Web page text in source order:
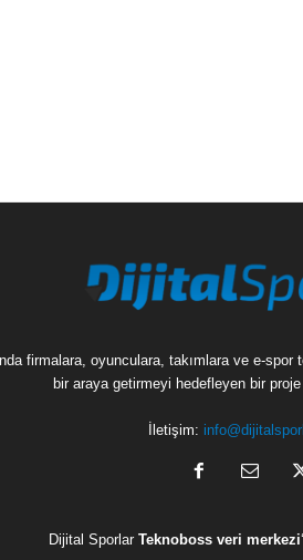
firmalara, oyunculara, takımlara ve e-
bir araya getirmeyi hedefleyen bir
İletişim:
Dijital Sporlar Teknoboss veri merkezi